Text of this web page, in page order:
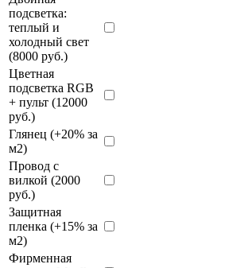
подсветка:
теплый и
холодный свет
(8000 руб.)
Цветная
подсветка RGB
+ пульт (12000
руб.)
Глянец (+20% за
м2)
Провод с
вилкой (2000
руб.)
Защитная
пленка (+15% за
м2)
Фирменная